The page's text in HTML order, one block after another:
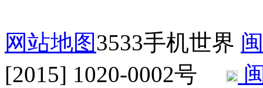
网站地图3533手机世界
[2015] 1020-0002号